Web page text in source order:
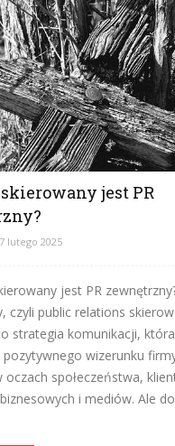
skierowany jest PR
7 lutego 2025
jest PR
czyli public relations
strategia komunikacji,
wizerunku
oczach społeczeństwa,
i mediów. Ale